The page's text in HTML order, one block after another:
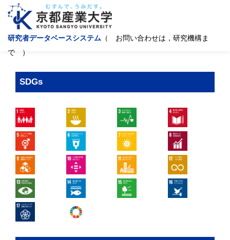
研究者データベースシステム （ お問い合わせは，研究機構ま
で ）
SDGs